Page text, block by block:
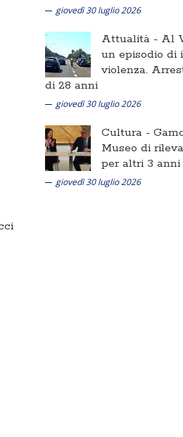
giovedì 30 luglio 2026
Attualità - Al
un episodio di
violenza.
di 28 anni
giovedì 30 luglio 2026
Cultura -
Museo di
per altri 3 anni
giovedì 30 luglio 2026